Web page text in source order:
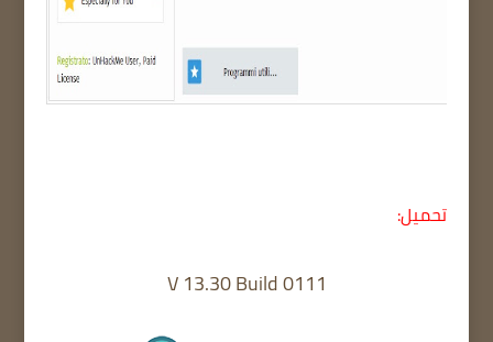
تحميل:
V 13.30 Build 0111